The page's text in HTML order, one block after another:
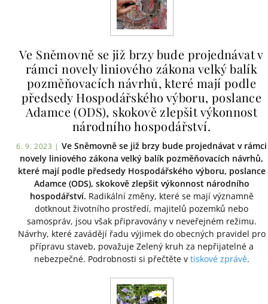
Ve Sněmovně se již brzy bude projednávat v
rámci novely liniového zákona velký balík
pozměňovacích návrhů, které mají podle
předsedy Hospodářského výboru, poslance
Adamce (ODS), skokově zlepšit výkonnost
národního hospodářství.
6. 9. 2023 | Ve Sněmovně se již brzy bude projednávat v rámci
novely liniového zákona velký balík pozměňovacích návrhů,
které mají podle předsedy Hospodářského výboru, poslance
Adamce (ODS), skokově zlepšit výkonnost národního
hospodářství. Radikální změny, které se mají významně
dotknout životního prostředí, majitelů pozemků nebo
samospráv, jsou však připravovány v neveřejném režimu.
Návrhy, které zavádějí řadu výjimek do obecných pravidel pro
přípravu staveb, považuje Zelený kruh za nepřijatelné a
nebezpečné. Podrobnosti si přečtěte v tiskové zprávě.